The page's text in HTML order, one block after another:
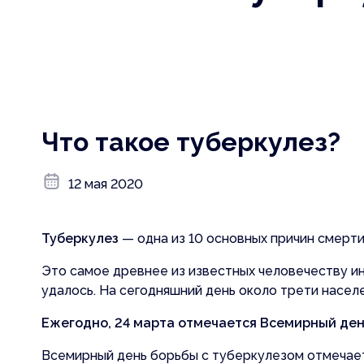
Общественный совет
Обратная связь
Сведения об учредителе
Сведения о медицинских работниках
помощи
Правила
Порядок
Что такое туберкулез?
12 мая 2020
Туберкулез — одна из 10 основных причин
Это самое древнее из известных человечеству
удалось. На сегодняшний день около трети
Ежегодно, 24 марта отмечается Всемирный
Всемирный день борьбы с туберкулезом